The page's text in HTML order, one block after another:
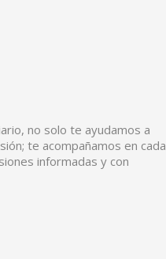
no solo te ayudamos a
te acompañamos en cada
informadas y con